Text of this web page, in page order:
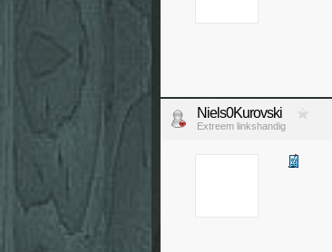
Niels0Kurovski
Extreem linkshandig